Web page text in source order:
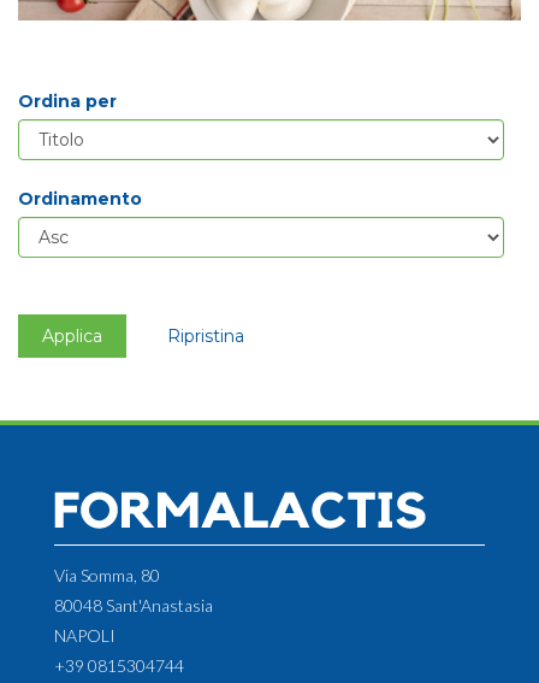
Ordina per
Ordinamento
Applica Ripristina
Via Somma, 80
80048 Sant'Anastasia
NAPOLI
+39 0815304744